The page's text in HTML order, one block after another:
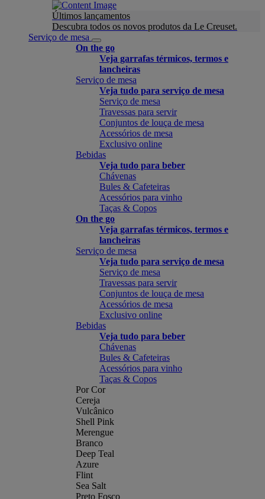
Últimos lançamentos
Descubra todos os novos produtos da Le Creuset.
Serviço de mesa
On the go
Veja garrafas térmicos, termos e
lancheiras
Serviço de mesa
Veja tudo para serviço de mesa
Serviço de mesa
Travessas para servir
Conjuntos de louça de mesa
Acessórios de mesa
Exclusivo online
Bebidas
Veja tudo para beber
Chávenas
Bules & Cafeteiras
Acessórios para vinho
Taças & Copos
On the go
Veja garrafas térmicos, termos e
lancheiras
Serviço de mesa
Veja tudo para serviço de mesa
Serviço de mesa
Travessas para servir
Conjuntos de louça de mesa
Acessórios de mesa
Exclusivo online
Bebidas
Veja tudo para beber
Chávenas
Bules & Cafeteiras
Acessórios para vinho
Taças & Copos
Por Cor
Cereja
Vulcânico
Shell Pink
Merengue
Branco
Deep Teal
Azure
Flint
Sea Salt
Preto Fosco